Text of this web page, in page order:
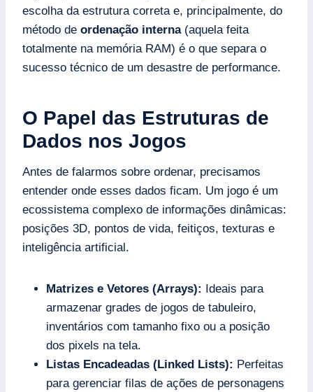
escolha da estrutura correta e, principalmente, do
método de ordenação interna(aquela feita
totalmente na memória RAM) é o que separa o
sucesso técnico de um desastre de performance.
O Papel das Estruturas de
Dados nos Jogos
Antes de falarmos sobre ordenar, precisamos
entender onde esses dados ficam. Um jogo é um
ecossistema complexo de informações dinâmicas:
posições 3D, pontos de vida, feitiços, texturas e
inteligência artificial.
Matrizes e Vetores (Arrays): Ideais para
armazenar grades de jogos de tabuleiro,
inventários com tamanho fixo ou a posição
dos pixels na tela.
Listas Encadeadas (Linked Lists): Perfeitas
para gerenciar filas de ações de personagens